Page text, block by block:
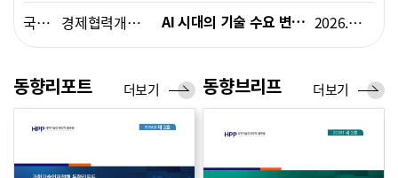
국제기구 경제협력개발기구(OECD) AI 시대의 기술 수요 변화와 인력 역량 강화 정책 방향 2026.06.05
국제기구 경제협력개발기구(OECD) 교육과정 개혁의 성공을 위한 생태계적 접근과 실행 전략 2026.05.14
동향리포트
동
향
트
더보기 동향브리프
동
향
프
더보기